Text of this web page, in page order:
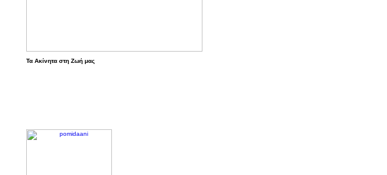
Τα Ακίνητα στη Ζωή μας